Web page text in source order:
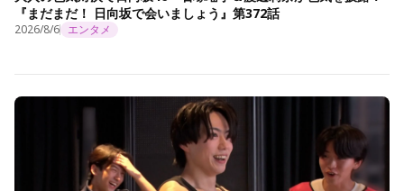
『まだまだ！ 日向坂で会いましょう』第372話
2026/8/6 エンタメ